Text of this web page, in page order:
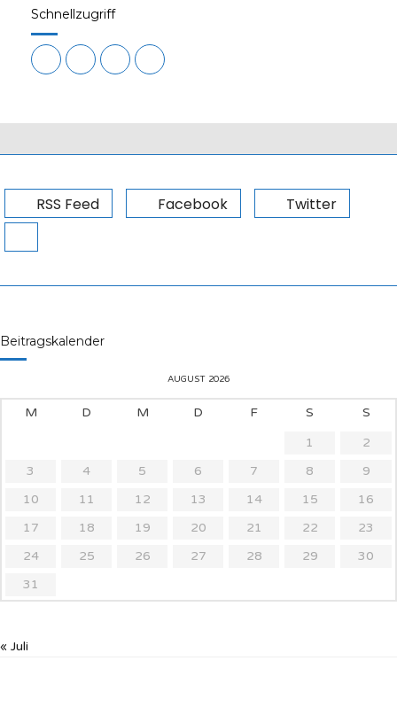
Schnellzugriff
RSS Feed Facebook Twitter
Beitragskalender
AUGUST 2026
M D M D F S
S
1
2
3
4 5 6 7 8
9
10
11 12 13 14 15
16
17
18 19 20 21 22
23
24
25 26 27 28 29
30
31
« Juli